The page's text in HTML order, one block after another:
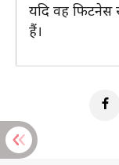
यदि वह
हैं।